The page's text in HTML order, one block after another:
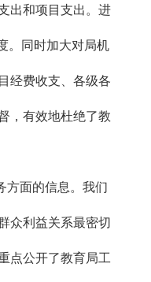
出和项目支出。进
。同时加大对局机
经费收支、各级各
，有效地杜绝了教
面的信息。我们
众利益关系最密切
点公开了教育局工